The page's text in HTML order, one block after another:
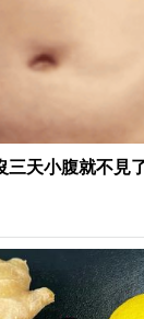
三天小腹就不見